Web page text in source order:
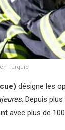
Turquie
désigne les
. Depuis
avec plus de